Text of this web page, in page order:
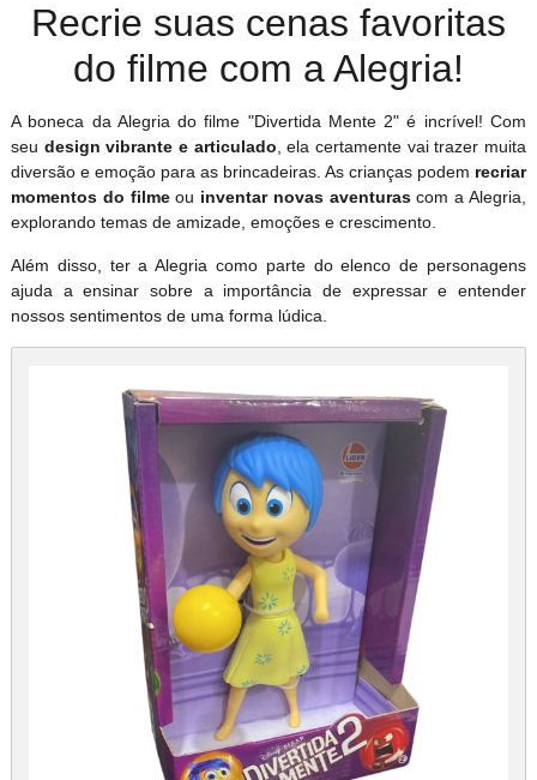
Recrie suas cenas favoritas
do filme com a Alegria!
A boneca da Alegria do filme "Divertida Mente 2" é incrível! Com
seu design vibrante e articulado, ela certamente vai trazer muita
diversão e emoção para as brincadeiras. As crianças podem recriar
momentos do filmeou inventar novas aventurascom a Alegria,
explorando temas de amizade, emoções e crescimento.
Além disso, ter a Alegria como parte do elenco de personagens
ajuda a ensinar sobre a importância de expressar e entender
nossos sentimentos de uma forma lúdica.